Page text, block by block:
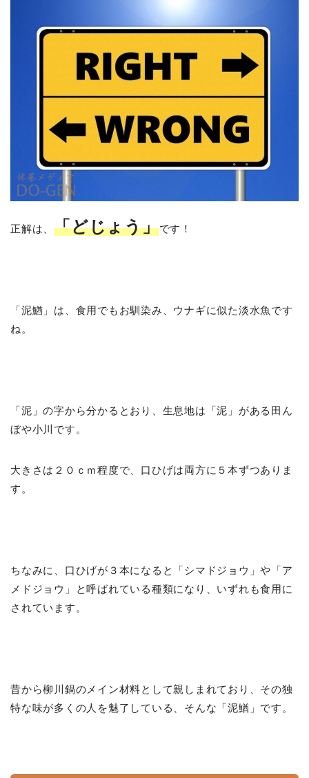
正解は、「どじょう」です！
「泥鰌」は、食用でもお馴染み、ウナギに似た淡水魚です
ね。
「泥」の字から分かるとおり、生息地は「泥」がある田ん
ぼや小川です。
大きさは２０ｃｍ程度で、口ひげは両方に５本ずつありま
す。
ちなみに、口ひげが３本になると「シマドジョウ」や「ア
メドジョウ」と呼ばれている種類になり、いずれも食用に
されています。
昔から柳川鍋のメイン材料として親しまれており、その独
特な味が多くの人を魅了している、そんな「泥鰌」です。